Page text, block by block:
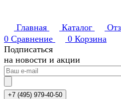
Главная Каталог
0 Сравнение 0 Корзина
Подписаться
на новости и акции
+7 (495) 979-40-50